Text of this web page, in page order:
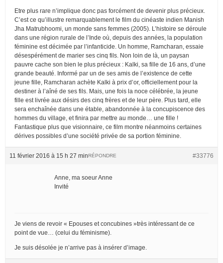
Etre plus rare n’implique donc pas forcément de devenir plus précieux.
C’est ce qu’illustre remarquablement le film du cinéaste indien Manish
Jha Matrubhoomi, un monde sans femmes (2005). L’histoire se déroule
dans une région rurale de l’Inde où, depuis des années, la population
féminine est décimée par l’infanticide. Un homme, Ramcharan, essaie
désespérément de marier ses cinq fils. Non loin de là, un paysan
pauvre cache son bien le plus précieux : Kalki, sa fille de 16 ans, d’une
grande beauté. Informé par un de ses amis de l’existence de cette
jeune fille, Ramcharan achète Kalki à prix d’or, officiellement pour la
destiner à l’aîné de ses fils. Mais, une fois la noce célébrée, la jeune
fille est livrée aux désirs des cinq frères et de leur père. Plus tard, elle
sera enchaînée dans une étable, abandonnée à la concupiscence des
hommes du village, et finira par mettre au monde… une fille !
Fantastique plus que visionnaire, ce film montre néanmoins certaines
dérives possibles d’une société privée de sa portion féminine.
11 février 2016 à 15 h 27 min #33776
RÉPONDRE
Anne, ma soeur Anne
Invité
Je viens de revoir « Epouses et concubines »très intéressant de ce
point de vue… (celui du féminisme).
Je suis désolée je n’arrive pas à insérer d’image.